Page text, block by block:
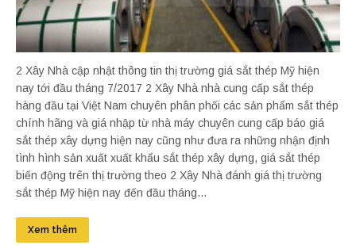
2 Xây Nhà cập nhật thông tin thị trường giá sắt thép Mỹ hiện
nay tới đầu tháng 7/2017 2 Xây Nhà nhà cung cấp sắt thép
hàng đầu tại Việt Nam chuyên phân phối các sản phẩm sắt thép
chính hãng và giá nhập từ nhà máy chuyên cung cấp báo giá
sắt thép xây dựng hiện nay cũng như đưa ra những nhận định
tình hình sản xuất xuất khẩu sắt thép xây dựng, giá sắt thép
biến động trên thị trường theo 2 Xây Nhà đánh giá thị trường
sắt thép Mỹ hiện nay đến đầu tháng...
Xem thêm